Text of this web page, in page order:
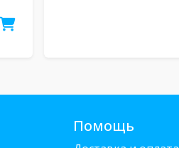
Помощь